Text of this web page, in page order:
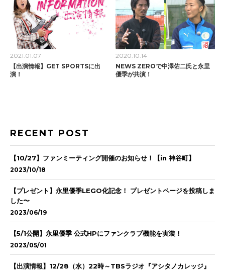
2021.01.07
【出演情報】GET SPORTSに出
演！
2020.10.14
NEWS ZEROで中澤佑二氏と永里
優季が共演！
RECENT POST
【10/27】ファンミーティング開催のお知らせ！【in 神谷町】
2023/10/18
【プレゼント】永里優季LEGO化記念！ プレゼントページを投稿しま
した〜
2023/06/19
【5/1公開】永里優季 公式HPにファンクラブ機能を実装！
2023/05/01
【出演情報】12/28（水）22時～TBSラジオ『アシタノカレッジ』